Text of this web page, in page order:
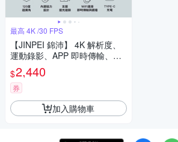
最高 4K /30 FPS
【JINPEI 錦沛】 4K 解析度、
運動錄影、APP 即時傳輸、自
行車 機車錄影、微型、寵物攝
影機（贈64GB）JS-10B
$2,440
券
加入購物車